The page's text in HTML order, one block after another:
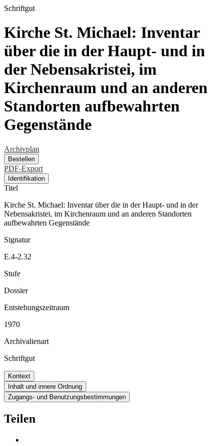
Schriftgut
Kirche St. Michael: Inventar
über die in der Haupt- und in
der Nebensakristei, im
Kirchenraum und an anderen
Standorten aufbewahrten
Gegenstände
Archivplan
Bestellen
PDF-Export
Identifikation
Titel
Kirche St. Michael: Inventar über die in der Haupt- und in der
Nebensakristei, im Kirchenraum und an anderen Standorten
aufbewahrten Gegenstände
Signatur
E.4-2.32
Stufe
Dossier
Entstehungszeitraum
1970
Archivalienart
Schriftgut
Kontext
Inhalt und innere Ordnung
Zugangs- und Benutzungsbestimmungen
Teilen